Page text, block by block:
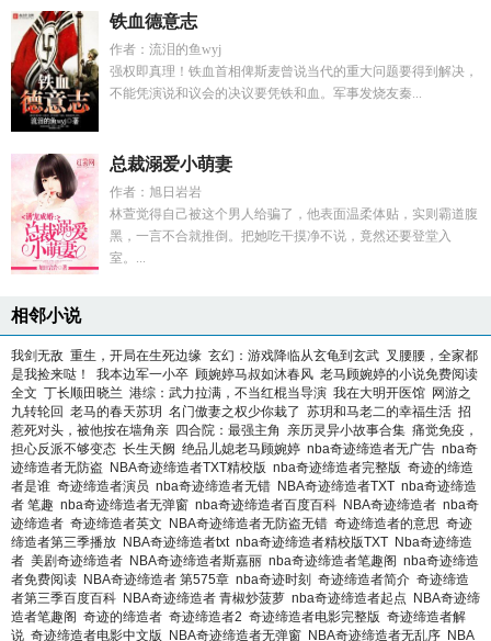
铁血德意志
作者：流泪的鱼wyj
强权即真理！铁血首相俾斯麦曾说当代的重大问题要得到解决，
不能凭演说和议会的决议要凭铁和血。军事发烧友秦...
总裁溺爱小萌妻
作者：旭日岩岩
林萱觉得自己被这个男人给骗了，他表面温柔体贴，实则霸道腹
黑，一言不合就推倒。把她吃干摸净不说，竟然还要登堂入
室。...
相邻小说
我剑无敌 重生，开局在生死边缘 玄幻：游戏降临从玄龟到玄武 叉腰腰，全家都
是我捡来哒！
我本边军一小卒 顾婉婷马叔如沐春风 老马顾婉婷的小说免费阅读
全文 丁长顺田晓兰 港综：武力拉满，不当红棍当导演 我在大明开医馆 网游之
九转轮回 老马的春天苏玥 名门傲妻之权少你栽了 苏玥和马老二的幸福生活 招
惹死对头，被他按在墙角亲 四合院：最强主角 亲历灵异小故事合集 痛觉免疫，
担心反派不够变态 长生天阙 绝品儿媳老马顾婉婷 nba奇迹缔造者无广告 nba奇
迹缔造者无防盗
NBA奇迹缔造者TXT精校版 nba奇迹缔造者完整版 奇迹的缔造
者是谁 奇迹缔造者演员 nba奇迹缔造者无错 NBA奇迹缔造者TXT nba奇迹缔造
者 笔趣 nba奇迹缔造者无弹窗 nba奇迹缔造者百度百科 NBA奇迹缔造者 nba奇
迹缔造者 奇迹缔造者英文 NBA奇迹缔造者无防盗无错 奇迹缔造者的意思 奇迹
缔造者第三季播放 NBA奇迹缔造者txt nba奇迹缔造者精校版TXT Nba奇迹缔造
者 美剧奇迹缔造者 NBA奇迹缔造者斯嘉丽 nba奇迹缔造者笔趣阁 nba奇迹缔造
者免费阅读 NBA奇迹缔造者 第575章 nba奇迹时刻 奇迹缔造者简介 奇迹缔造
者第三季百度百科 NBA奇迹缔造者 青椒炒菠萝 nba奇迹缔造者起点
NBA奇迹缔
造者笔趣阁 奇迹的缔造者 奇迹缔造者2 奇迹缔造者电影完整版 奇迹缔造者解
说 奇迹缔造者电影中文版 NBA奇迹缔造者无弹窗 NBA奇迹缔造者无乱序 NBA